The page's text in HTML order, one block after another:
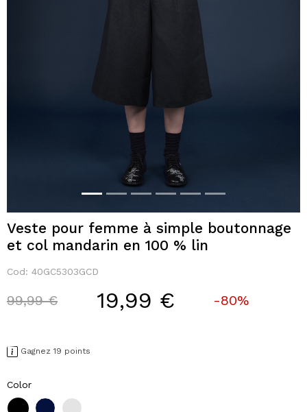
Veste pour femme à simple boutonnage
et col mandarin en 100 % lin
Cod: 40GC5303GCD
Price reduced from
99,99 €to 19,99 € -80%
Gagnez 19 points
Color